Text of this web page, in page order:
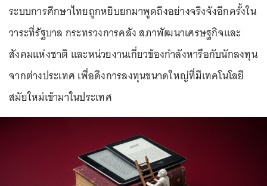
ระบบการศึกษาไทยถูกหยิบยกมาพูดถึงอย่างจริงจังอีกครั้งใน
วาระที่รัฐบาล กระทรวงการคลัง สภาพัฒนาเศรษฐกิจและ
สังคมแห่งชาติ และหน่วยงานเกี่ยวข้องกำลังหารือกับนักลงทุน
จากต่างประเทศ เพื่อดึงการลงทุนขนาดใหญ่ที่มีเทคโนโลยี
สมัยใหม่เข้ามาในประเทศ